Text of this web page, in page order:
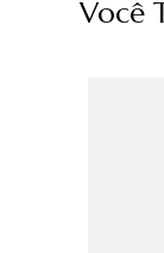
Você